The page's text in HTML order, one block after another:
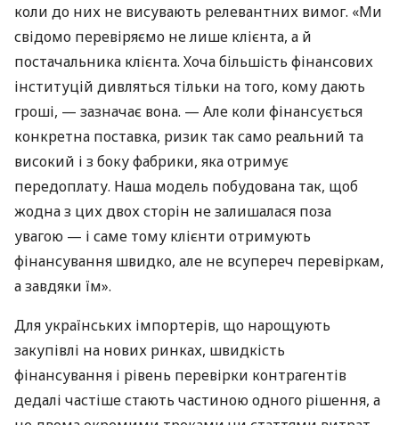
коли до них не висувають релевантних вимог. «Ми
свідомо перевіряємо не лише клієнта, а й
постачальника клієнта. Хоча більшість фінансових
інституцій дивляться тільки на того, кому дають
гроші, — зазначає вона. — Але коли фінансується
конкретна поставка, ризик так само реальний та
високий і з боку фабрики, яка отримує
передоплату. Наша модель побудована так, щоб
жодна з цих двох сторін не залишалася поза
увагою — і саме тому клієнти отримують
фінансування швидко, але не всупереч перевіркам,
а завдяки їм».
Для українських імпортерів, що нарощують
закупівлі на нових ринках, швидкість
фінансування і рівень перевірки контрагентів
дедалі частіше стають частиною одного рішення, а